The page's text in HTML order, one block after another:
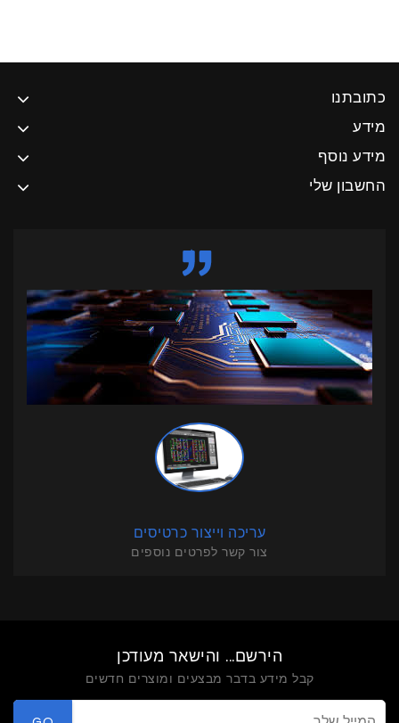
כתובתנו
מידע
מידע נוסף
החשבון שלי
עריכה וייצור כרטיסים
צור קשר לפרטים נוספים
הירשם... והישאר מעודכן
קבל מידע בדבר מבצעים ומוצרים חדשים